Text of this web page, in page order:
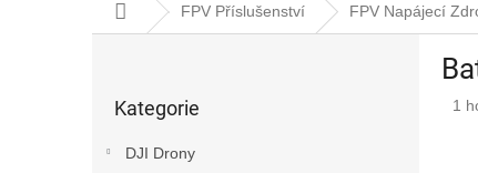
Domů FPV Příslušenství FPV Napájecí
kategorie
Kategorie
DJI Drony
1